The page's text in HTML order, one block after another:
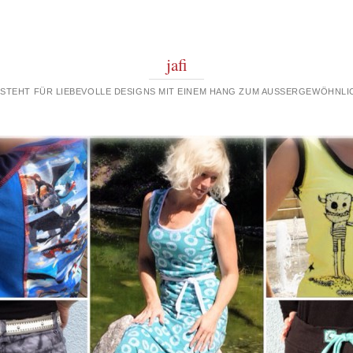
jafi
FÜR LIEBEVOLLE DESIGNS MIT EINEM HANG ZUM